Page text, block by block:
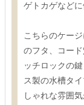
ゲトカゲなど
こちらのケー
のフタ、コー
ッチロックの
ス製の水槽タ
しゃれな雰囲